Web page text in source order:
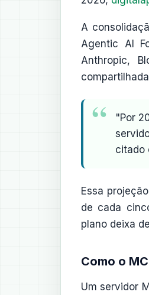
A
Agentic AI
Anthropic,
"Por
citado
Essa
de cada
plano deixa
Como o
Um servidor